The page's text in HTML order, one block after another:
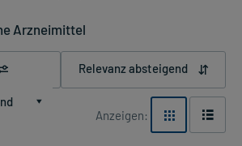
Arzneimittel
Relevanz absteigend
Anzeigen: